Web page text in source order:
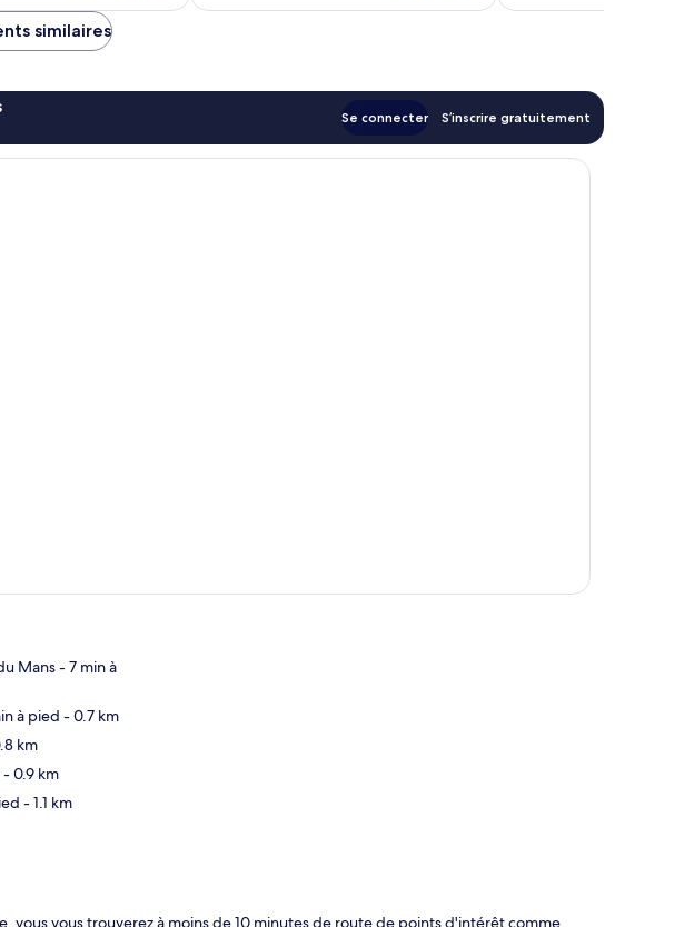
similaires
Se connecter S’inscrire gratuitement
Mans- 7 min à
à pied - 0.7 km
km
- 0.9 km
- 1.1 km
vous vous trouverez à moins de 10 minutes de route de points d'intérêt comme